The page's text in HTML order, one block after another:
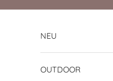
NEU
OUTDOOR